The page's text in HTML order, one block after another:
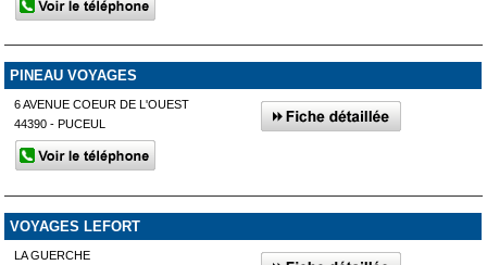
PINEAU VOYAGES
6 AVENUE COEUR DE L'OUEST
44390 - PUCEUL
VOYAGES LEFORT
LA GUERCHE